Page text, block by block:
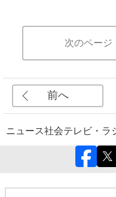
次のページ
前へ
ニュース社会テレビ・ラ